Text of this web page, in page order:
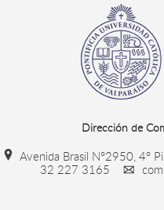
Dirección de
Avenida Brasil N°2950, 4°
32 227 3165